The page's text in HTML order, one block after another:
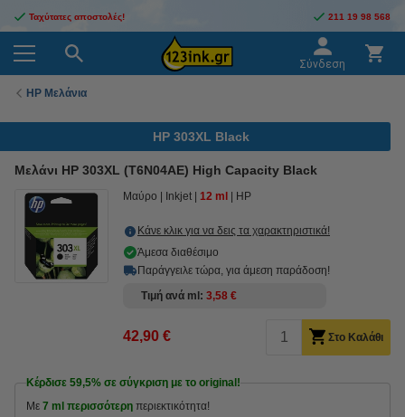
Ταχύτατες αποστολές! 211 19 98 568
Σύνδεση
HP Μελάνια
HP 303XL Black
Μελάνι HP 303XL (T6N04AE) High Capacity Black
Μαύρο Inkjet 12 ml HP
Κάνε κλικ για να δεις τα χαρακτηριστικά!
Άμεσα διαθέσιμο
Παράγγειλε τώρα, για άμεση παράδοση!
Τιμή ανά ml
3,58 €
42,90 € Στο Καλάθι
Κέρδισε 59,5% σε σύγκριση με το original!
Με 7 ml περισσότερη περιεκτικότητα!